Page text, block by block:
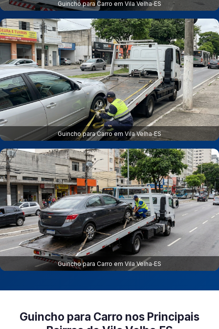
Guincho para Carro em Vila Velha‑ES
Guincho para Carro em Vila Velha‑ES
Guincho para Carro em Vila Velha‑ES
Guincho para Carro nos Principais